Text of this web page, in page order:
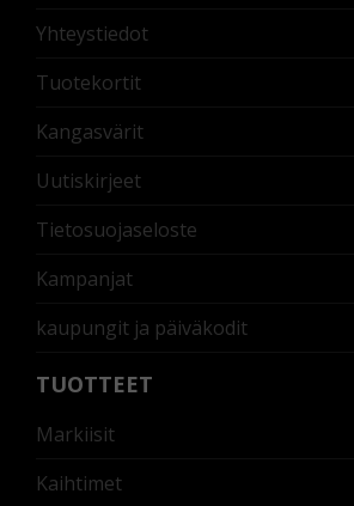
Yhteystiedot
Tuotekortit
Kangasvärit
Uutiskirjeet
Tietosuojaseloste
Kampanjat
kaupungit ja päiväkodit
TUOTTEET
Markiisit
Kaihtimet